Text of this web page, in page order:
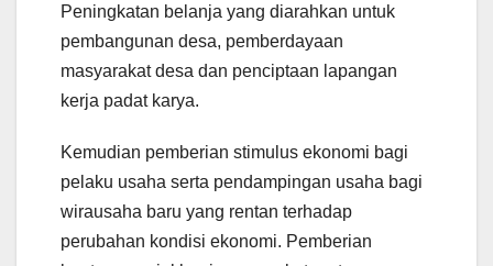
Peningkatan belanja yang diarahkan untuk
pembangunan desa, pemberdayaan
masyarakat desa dan penciptaan lapangan
kerja padat karya.
Kemudian pemberian stimulus ekonomi bagi
pelaku usaha serta pendampingan usaha bagi
wirausaha baru yang rentan terhadap
perubahan kondisi ekonomi. Pemberian